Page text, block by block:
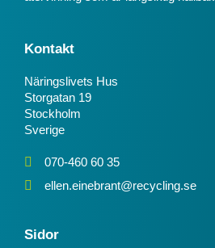
Kontakt
Näringslivets Hus
Storgatan 19
Stockholm
Sverige
070-460 60 35
ellen.einebrant@recycling.se
Sidor